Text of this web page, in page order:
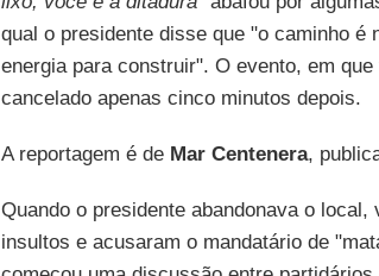
qual o presidente disse que "o caminho é
energia para construir". O evento, em
cancelado apenas cinco minutos depois.
A reportagem é de Mar Centenera,
Quando o presidente abandonava o local,
insultos e acusaram o mandatário de